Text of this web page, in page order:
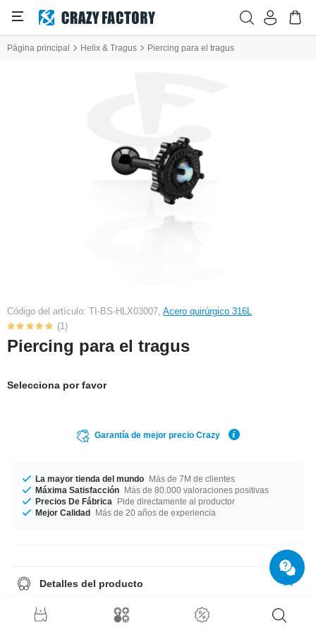
Página principal Helix & Tragus Piercing para el tragus
Código del artículo: TI-BS-HLX03007, Acero quirúrgico 316L
(1)
Piercing para el tragus
Selecciona por favor
Garantía de mejor precio Crazy
La mayor tienda del mundo Más de 7M de clientes
Máxima Satisfacción Más de 80.000 valoraciones positivas
Precios De Fábrica
Pide directamente al productor
Mejor Calidad Más de 20 años de experiencia
Detalles del producto
pequeña, 3 mm. En definitiva, flamante y a un precio inigualable.